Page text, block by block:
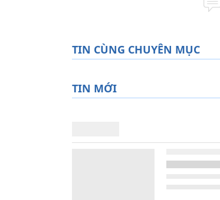
TIN CÙNG CHUYÊN MỤC
TIN MỚI